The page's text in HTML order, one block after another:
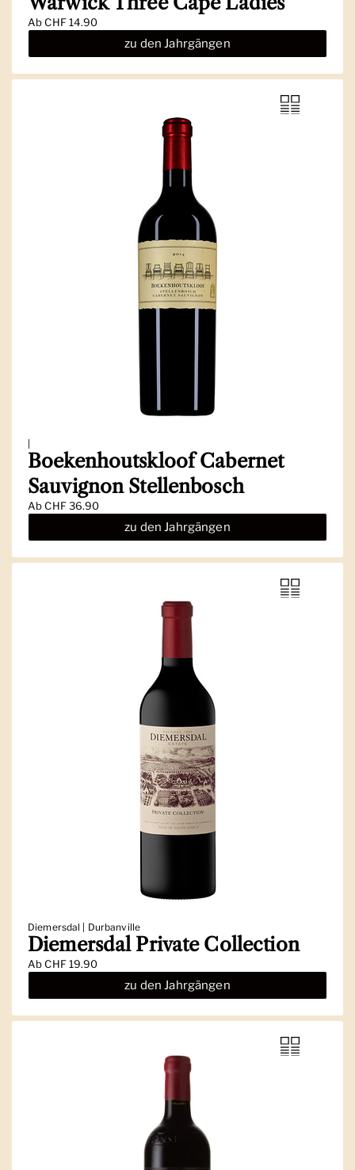
AbCHF 14.90
zu den Jahrgängen
Boekenhoutskloof Cabernet
Sauvignon Stellenbosch
AbCHF 36.90
zu den Jahrgängen
Diemersdal | Durbanville
Diemersdal Private Collection
AbCHF 19.90
zu den Jahrgängen